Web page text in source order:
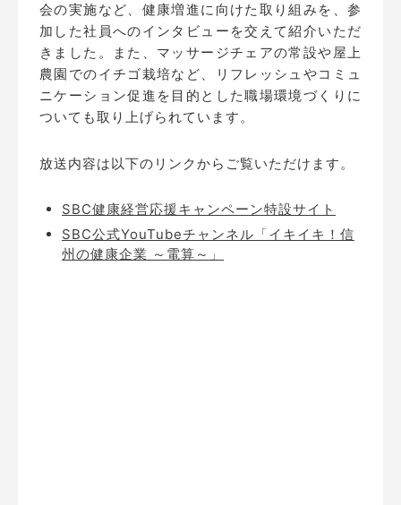
会の実施など、健康増進に向けた取り組みを、参
加した社員へのインタビューを交えて紹介いただ
きました。また、マッサージチェアの常設や屋上
農園でのイチゴ栽培など、リフレッシュやコミュ
ニケーション促進を目的とした職場環境づくりに
ついても取り上げられています。
放送内容は以下のリンクからご覧いただけます。
SBC健康経営応援キャンペーン特設サイト
SBC公式YouTubeチャンネル「イキイキ！信
州の健康企業 ～電算～」